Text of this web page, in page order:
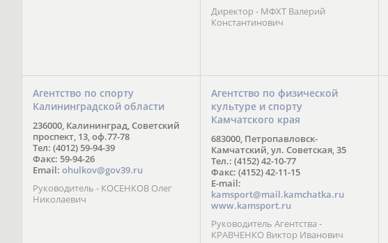
Директор - МФХТ Валерий
Константинович
Агентство по спорту
Калининградской области
236000, Калининград, Советский
проспект, 13, оф.77-78
Тел: (4012) 59-94-39
Факс: 59-94-26
Email: ohulkov@gov39.ru
Руководитель - КОСЕНКОВ Олег
Николаевич
Агентство по физической
культуре и спорту
Камчатского края
683000, Петропавловск-
Камчатский, ул. Советская, 35
Тел.: (4152) 42-10-77
Факс: (4152) 42-11-15
E-mail:
kamsport@mail.kamchatka.ru
www.kamsport.ru
Руководитель Агентства -
КРАВЧЕНКО Виктор Иванович